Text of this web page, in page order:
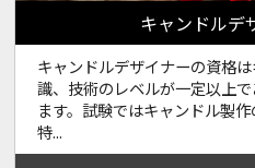
キャンドルデ
キャンドルデザイナーの資格
識、技術のレベルが一定以上
ます。試験ではキャンドル製
特...